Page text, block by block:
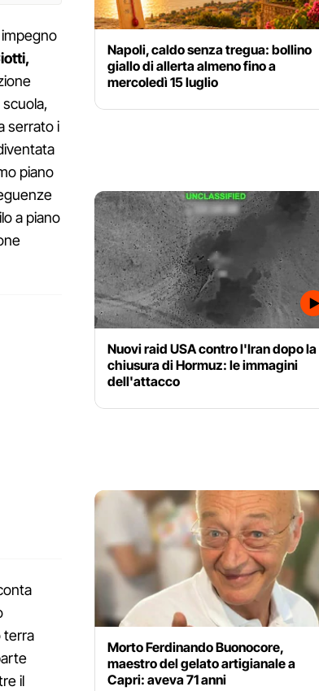
scuola,
serrato i
piano
a piano
terra
il
Napoli, caldo senza tregua: bollino
giallo di allerta almeno fino a
mercoledì 15 luglio
Nuovi raid USA contro l'Iran dopo la
chiusura di Hormuz: le immagini
dell'attacco
Morto Ferdinando Buonocore,
maestro del gelato artigianale a
Capri: aveva 71 anni